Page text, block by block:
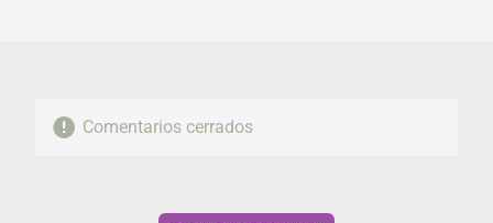
Comentarios cerrados